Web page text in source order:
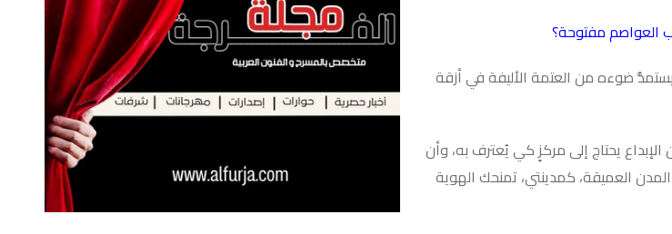
العتمة الأليفة في أزقة
إلى مركزٍ كي يُعترف به، وأن
كمدينتي، تمنحك الهوية